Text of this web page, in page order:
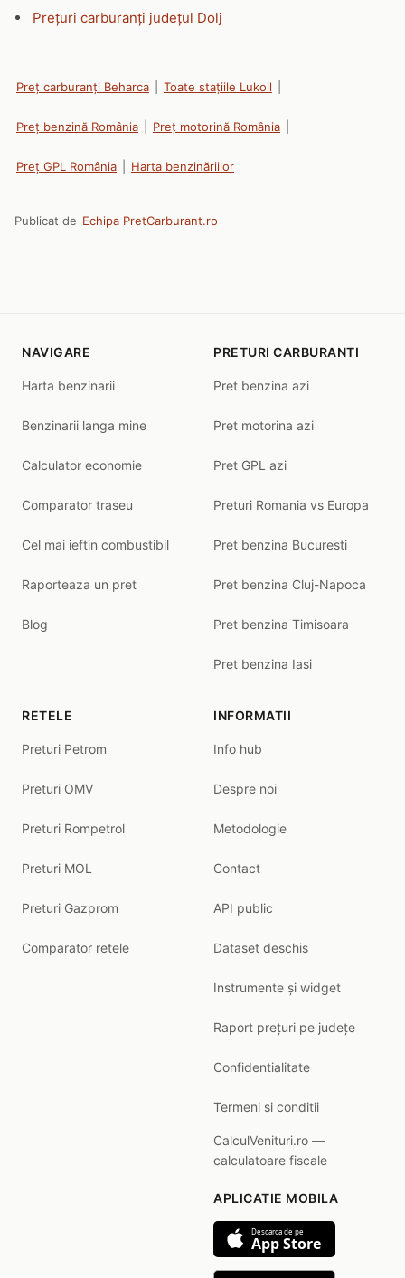
Prețuri carburanți județul Dolj
Preț carburanți Beharca Toate stațiile Lukoil
Preț benzină România Preț motorină România
Preț GPL România Harta benzinăriilor
Publicat de Echipa PretCarburant.ro
NAVIGARE
Harta benzinarii
Benzinarii langa mine
Calculator economie
Comparator traseu
Cel mai ieftin combustibil
Raporteaza un pret
Blog
PRETURI CARBURANTI
Pret benzina azi
Pret motorina azi
Pret GPL azi
Preturi Romania vs Europa
Pret benzina Bucuresti
Pret benzina Cluj-Napoca
Pret benzina Timisoara
Pret benzina Iasi
RETELE
Preturi Petrom
Preturi OMV
Preturi Rompetrol
Preturi MOL
Preturi Gazprom
Comparator retele
INFORMATII
Info hub
Despre noi
Metodologie
Contact
API public
Dataset deschis
Instrumente și widget
Raport prețuri pe județe
Confidentialitate
Termeni si conditii
CalculVenituri.ro —
calculatoare fiscale
APLICATIE MOBILA
Descarca de pe
App Store